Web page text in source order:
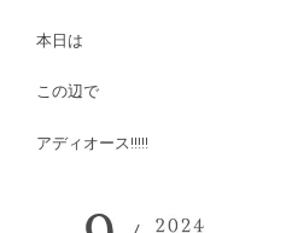
本日は
この辺で
アディオース!!!!!